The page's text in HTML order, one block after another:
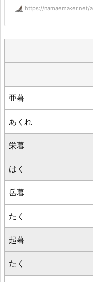
https://namaemaker.net/
亜暮
あくれ
栄暮
はく
岳暮
たく
起暮
たく